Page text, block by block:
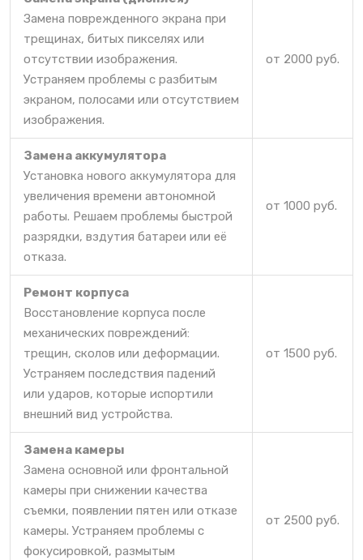
Замена поврежденного экрана при
трещинах, битых пикселях или
отсутствии изображения.
Устраняем проблемы с разбитым
экраном, полосами или отсутствием
изображения.
от 2000 руб.
Замена аккумулятора
Установка нового аккумулятора для
увеличения времени автономной
работы. Решаем проблемы быстрой
разрядки, вздутия батареи или её
отказа.
от 1000 руб.
Ремонт корпуса
Восстановление корпуса после
механических повреждений:
трещин, сколов или деформации.
Устраняем последствия падений
или ударов, которые испортили
внешний вид устройства.
от 1500 руб.
Замена камеры
Замена основной или фронтальной
камеры при снижении качества
съемки, появлении пятен или отказе
камеры. Устраняем проблемы с
фокусировкой, размытым
от 2500 руб.